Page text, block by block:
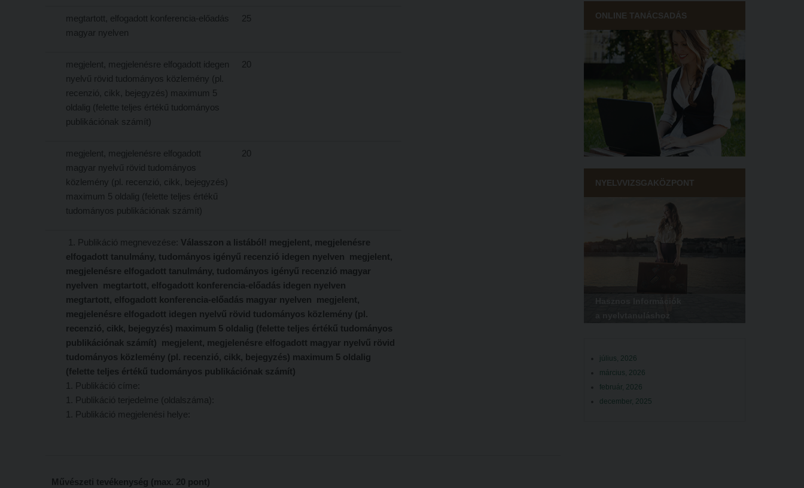
megtartott, elfogadott konferencia-előadás
magyar nyelven
25
megjelent, megjelenésre elfogadott idegen
nyelvű rövid tudományos közlemény (pl.
recenzió, cikk, bejegyzés) maximum 5
oldalig (felette teljes értékű tudományos
publikációnak számít)
20
megjelent, megjelenésre elfogadott
magyar nyelvű rövid tudományos
közlemény (pl. recenzió, cikk, bejegyzés)
maximum 5 oldalig (felette teljes értékű
tudományos publikációnak számít)
20
1. Publikáció megnevezése: Válasszon a listából! megjelent, megjelenésre
elfogadott tanulmány, tudományos igényű recenzió idegen nyelven megjelent,
megjelenésre elfogadott tanulmány, tudományos igényű recenzió magyar
nyelven megtartott, elfogadott konferencia-előadás idegen nyelven
megtartott, elfogadott konferencia-előadás magyar nyelven megjelent,
megjelenésre elfogadott idegen nyelvű rövid tudományos közlemény (pl.
recenzió, cikk, bejegyzés) maximum 5 oldalig (felette teljes értékű tudományos
publikációnak számít) megjelent, megjelenésre elfogadott magyar nyelvű rövid
tudományos közlemény (pl. recenzió, cikk, bejegyzés) maximum 5 oldalig
(felette teljes értékű tudományos publikációnak számít)
1. Publikáció címe:
1. Publikáció terjedelme (oldalszáma):
1. Publikáció megjelenési helye:
Művészeti tevékenység (max. 20 pont)
ONLINE TANÁCSADÁS
NYELVVIZSGAKÖZPONT
július, 2026
március, 2026
február, 2026
december, 2025